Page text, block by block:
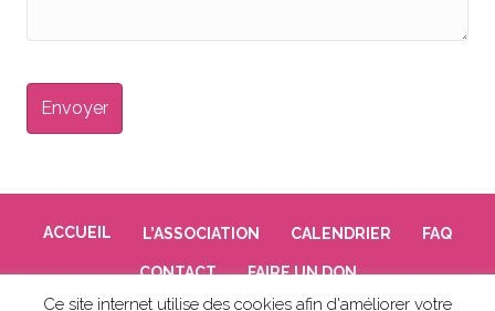
ACCUEIL L’ASSOCIATION CALENDRIER FAQ
CONTACT FAIRE UN DON
Ce site internet utilise des cookies afin d'améliorer votre